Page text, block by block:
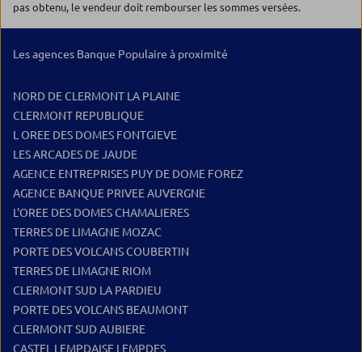
pas obtenu, le vendeur doit rembourser les sommes versées.
Les agences Banque Populaire à proximité
NORD DE CLERMONT LA PLAINE
CLERMONT REPUBLIQUE
L OREE DES DOMES FONTGIEVE
LES ARCADES DE JAUDE
AGENCE ENTREPRISES PUY DE DOME FOREZ
AGENCE BANQUE PRIVEE AUVERGNE
L'OREE DES DOMES CHAMALIERES
TERRES DE LIMAGNE MOZAC
PORTE DES VOLCANS COUBERTIN
TERRES DE LIMAGNE RIOM
CLERMONT SUD LA PARDIEU
PORTE DES VOLCANS BEAUMONT
CLERMONT SUD AUBIERE
CASTEL LEMPDAISE LEMPDES